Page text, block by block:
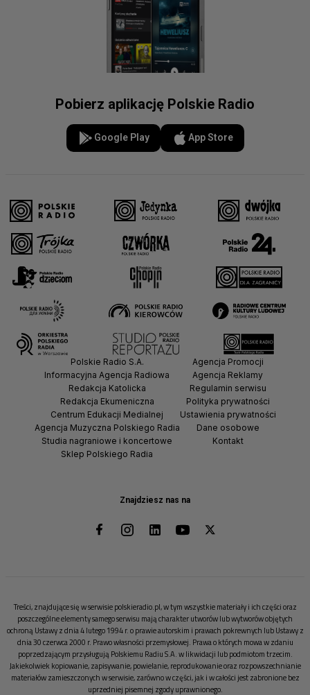
Pobierz aplikację Polskie Radio
Google Play App Store
Znajdziesz nas na
Polskie Radio S.A.
Informacyjna Agencja Radiowa
Redakcja Katolicka
Redakcja Ekumeniczna
Centrum Edukacji Medialnej
Agencja Muzyczna Polskiego Radia
Studia nagraniowe i koncertowe
Sklep Polskiego Radia
Agencja Promocji
Agencja Reklamy
Regulamin serwisu
Polityka prywatności
Ustawienia prywatności
Dane osobowe
Kontakt
Treści, znajdujące się w serwisie polskieradio.pl, w tym wszystkie materiały i ich części oraz
poszczególne elementy samego serwisu mają charakter utworów lub wytworów objętych
ochroną Ustawy z dnia 4 lutego 1994 r. o prawie autorskim i prawach pokrewnych lub Ustawy z
dnia 30 czerwca 2000 r. Prawo własności przemysłowej. Prawa o których mowa w zdaniu
poprzedzającym przysługują Polskiemu Radiu S.A. w likwidacji lub podmiotom trzecim.
Jakiekolwiek kopiowanie, zapisywanie, powielanie, reprodukowanie oraz rozpowszechnianie
materiałów zamieszczonych w serwisie, zarówno w części, jak i w całości jest zabronione bez
uprzedniej pisemnej zgody uprawnionego.